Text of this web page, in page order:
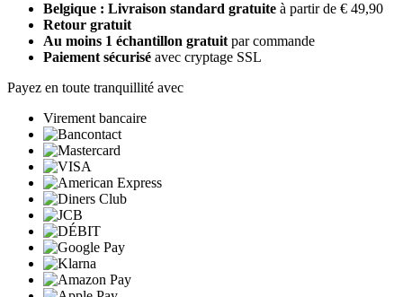
Belgique : Livraison standard gratuite à partir de € 49,90
Retour gratuit
Au moins 1 échantillon gratuit par commande
Paiement sécurisé avec cryptage SSL
Payez en toute tranquillité avec
Virement bancaire